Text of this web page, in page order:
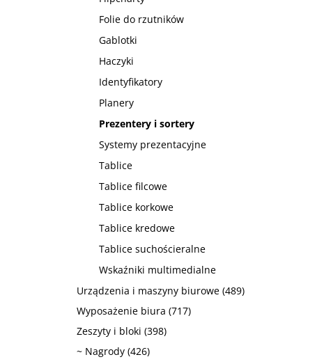
Folie do rzutników
Gablotki
Haczyki
Identyfikatory
Planery
Prezentery i sortery
Systemy prezentacyjne
Tablice
Tablice filcowe
Tablice korkowe
Tablice kredowe
Tablice suchościeralne
Wskaźniki multimedialne
Urządzenia i maszyny biurowe (489)
Wyposażenie biura (717)
Zeszyty i bloki (398)
~ Nagrody (426)